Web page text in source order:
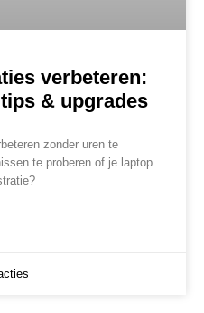
verbeteren:
& upgrades
zonder uren te
te proberen of je laptop